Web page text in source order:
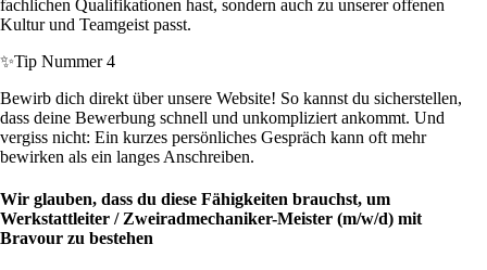
fachlichen Qualifikationen hast, sondern auch zu unserer offenen
Kultur und Teamgeist passt.
✨Tip Nummer 4
Bewirb dich direkt über unsere Website! So kannst du sicherstellen,
dass deine Bewerbung schnell und unkompliziert ankommt. Und
vergiss nicht: Ein kurzes persönliches Gespräch kann oft mehr
bewirken als ein langes Anschreiben.
Wir glauben, dass du diese Fähigkeiten brauchst, um
Werkstattleiter / Zweiradmechaniker-Meister (m/w/d) mit
Bravour zu bestehen